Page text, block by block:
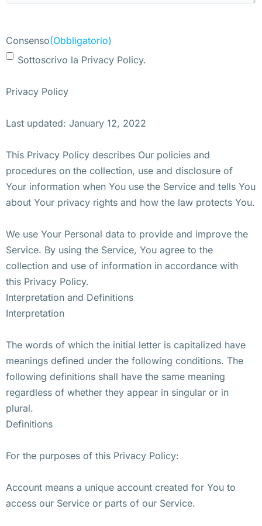
Consenso(Obbligatorio)
Sottoscrivo la Privacy Policy.
Privacy Policy
Last updated: January 12, 2022
This Privacy Policy describes Our policies and
procedures on the collection, use and disclosure of
Your information when You use the Service and tells You
about Your privacy rights and how the law protects You.
We use Your Personal data to provide and improve the
Service. By using the Service, You agree to the
collection and use of information in accordance with
this Privacy Policy.
Interpretation and Definitions
Interpretation
The words of which the initial letter is capitalized have
meanings defined under the following conditions. The
following definitions shall have the same meaning
regardless of whether they appear in singular or in
plural.
Definitions
For the purposes of this Privacy Policy:
Account means a unique account created for You to
access our Service or parts of our Service.